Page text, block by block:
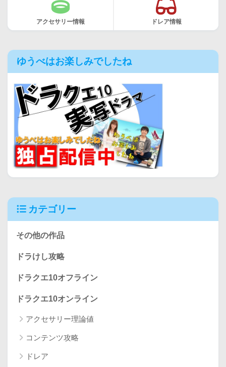
アクセサリー情報 ドレア情報
ゆうべはお楽しみでしたね
カテゴリー
その他の作品
ドラけし攻略
ドラクエ10オフライン
ドラクエ10オンライン
アクセサリー理論値
コンテンツ攻略
ドレア